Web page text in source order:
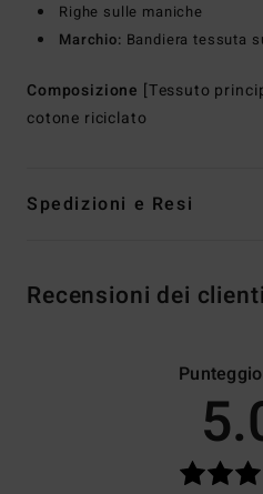
Righe sulle maniche
Marchio: Bandiera tessuta
Composizione [Tessuto
cotone riciclato
Spedizioni e Resi
Recensioni dei clienti